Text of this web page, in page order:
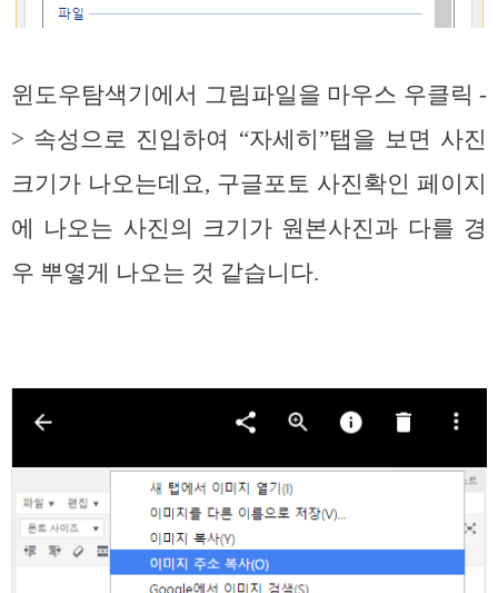
윈도우탐색기에서 그림파일을 마우스 우클릭 -
> 속성으로 진입하여 “자세히”탭을 보면 사진
크기가 나오는데요, 구글포토 사진확인 페이지
에 나오는 사진의 크기가 원본사진과 다를 경
우 뿌옇게 나오는 것 같습니다.